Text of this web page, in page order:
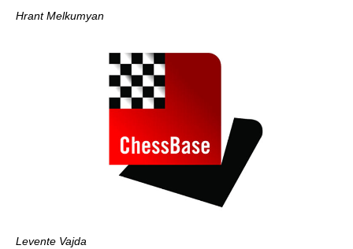
Hrant Melkumyan
Levente Vajda